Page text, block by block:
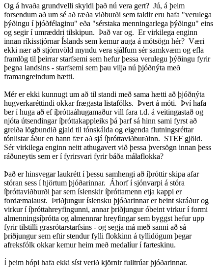
Og á hvaða grundvelli skyldi það nú vera gert? Jú, á þeim
forsendum að um sé að ræða viðburði sem taldir eru hafa "verulega
þýðingu í þjóðfélaginu" eða "sérstaka menningarlega þýðingu" eins
og segir í umræddri tilskipun. Það var og. Er virkilega enginn
innan ríkisstjórnar Íslands sem kemur auga á mótsögn hér? Væri
ekki nær að stjórnvöld myndu vera sjálfum sér samkvæm og efla
framlög til þeirrar starfsemi sem hefur þessa verulegu þýðingu fyrir
þegna landsins - starfsemi sem þau vilja nú þjóðnýta með
framangreindum hætti.
Mér er ekki kunnugt um að til standi með sama hætti að þjóðnýta
hugverkaréttindi okkar frægasta listafólks. Þvert á móti. Því hafa
ber í huga að ef íþróttaáhugamaður vill fara t.d. á veitingastað og
njóta útsendingar íþróttakappleiks þá þarf sá hinn sami fyrst að
greiða lögbundið gjald til tónskálda og eigenda flutningsréttar
tónlistar áður en hann fær að sjá íþróttaviðburðinn. STEF gjöld.
Sér virkilega enginn neitt athugavert við þessa þversögn innan þess
ráðuneytis sem er í fyrirsvari fyrir báða málaflokka?
Það er hinsvegar laukrétt í þessu samhengi að íþróttir skipa afar
stóran sess í hjörtum þjóðarinnar. Áhorf í sjónvarpi á stóra
íþróttaviðburði þar sem íslenskir íþróttamenn etja kappi er
fordæmalaust. Þriðjungur íslensku þjóðarinnar er beint skráður og
virkur í íþróttahreyfingunni, annar þriðjungur óbeint virkur í formi
almenningsíþrótta og almennrar hreyfingar sem byggst hefur upp
fyrir tilstilli grasrótarstarfsins - og segja má með sanni að sá
þriðjungur sem eftir stendur fylli flokkinn á tyllidögum þegar
afreksfólk okkar kemur heim með medalíur í farteskinu.
Í þeim hópi hafa ekki síst verið kjörnir fulltrúar þjóðarinnar.